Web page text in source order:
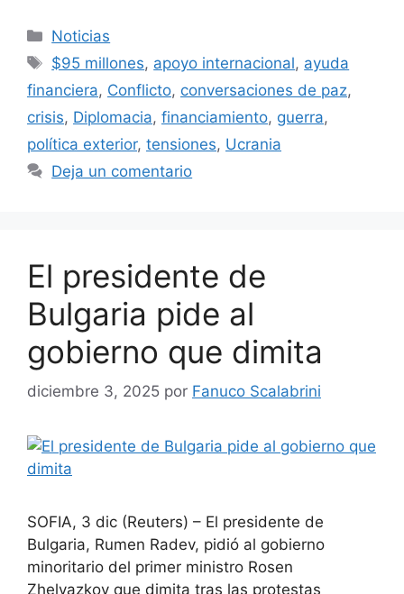
Categorías
Noticias
Etiquetas
$95 millones, apoyo internacional, ayuda
financiera, Conflicto, conversaciones de paz,
crisis, Diplomacia, financiamiento, guerra,
política exterior, tensiones, Ucrania
Deja un comentario
El presidente de
Bulgaria pide al
gobierno que dimita
diciembre 3, 2025 por Fanuco Scalabrini
SOFIA, 3 dic (Reuters) – El presidente de
Bulgaria, Rumen Radev, pidió al gobierno
minoritario del primer ministro Rosen
Zhelyazkov que dimita tras las protestas